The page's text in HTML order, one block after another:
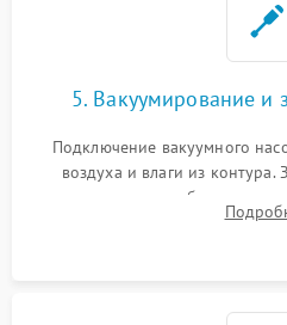
5. Вакуумирование и
Подключение вакуумного
воздуха и влаги из контура.
дозированным объемом
электронным весам. Контроль